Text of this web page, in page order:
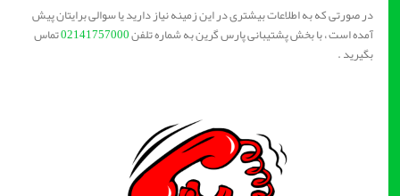
در صورتی که به اطلاعات بیشتری در این زمینه نیاز دارید یا سوالی برایتان پیش
آمده است ، با بخش پشتیبانی پارس گرین به شماره تلفن02141757000تماس
بگیرید .